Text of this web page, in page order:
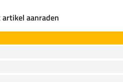
aanraden